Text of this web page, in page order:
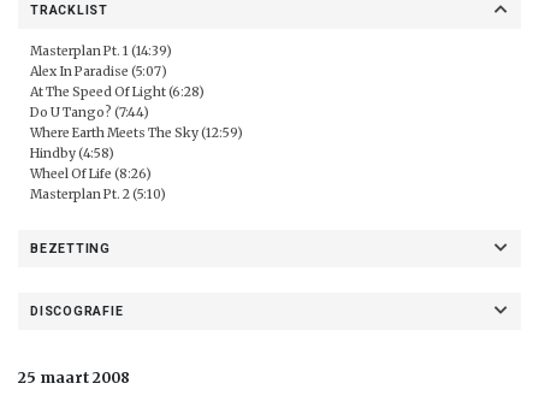
TRACKLIST
Masterplan Pt. 1 (14:39)
Alex In Paradise (5:07)
At The Speed Of Light (6:28)
Do U Tango? (7:44)
Where Earth Meets The Sky (12:59)
Hindby (4:58)
Wheel Of Life (8:26)
Masterplan Pt. 2 (5:10)
BEZETTING
DISCOGRAFIE
25 maart 2008